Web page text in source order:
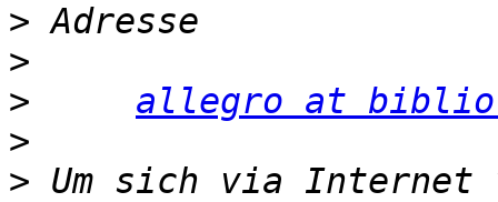
>
>
>
allegro at
>
> Um sich via Internet